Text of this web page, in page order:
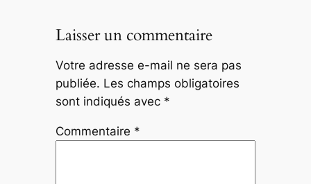
Laisser un commentaire
Votre adresse e-mail ne sera pas
publiée. Les champs obligatoires
sont indiqués avec *
Commentaire *